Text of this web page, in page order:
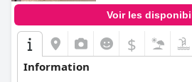
Voir les
$
Information